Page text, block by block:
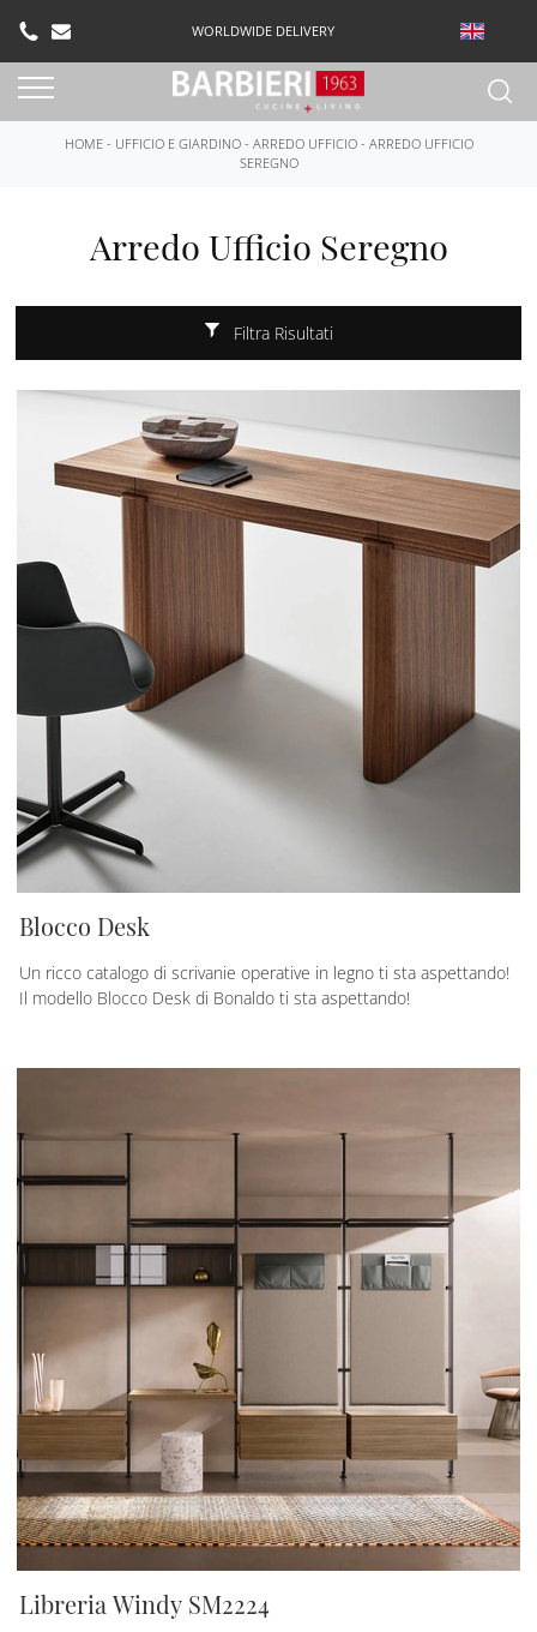
WORLDWIDE DELIVERY
HOME- UFFICIO E GIARDINO- ARREDO UFFICIO- ARREDO UFFICIO
SEREGNO
Arredo Ufficio Seregno
Filtra Risultati
Blocco Desk
Un ricco catalogo di scrivanie operative in legno ti sta aspettando!
Il modello Blocco Desk di Bonaldo ti sta aspettando!
Libreria Windy SM2224